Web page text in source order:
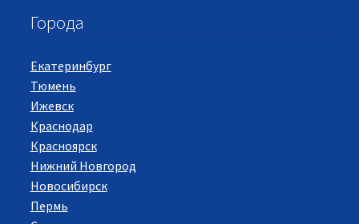
Города
Екатеринбург
Тюмень
Ижевск
Краснодар
Красноярск
Нижний Новгород
Новосибирск
Пермь